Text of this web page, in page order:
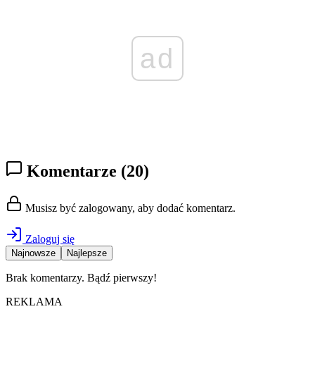
ad
Komentarze (20)
Musisz być zalogowany, aby dodać komentarz.
Zaloguj się
Najnowsze Najlepsze
Brak komentarzy. Bądź pierwszy!
REKLAMA